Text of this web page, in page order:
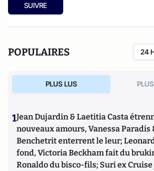
SUIVRE
POPULAIRES 24
PLUS LUS
1Jean Dujardin & Laetitia Casta
nouveaux amours, Vanessa Paradis
Benchetrit enterrent le leur;
fond, Victoria Beckham fait du
Ronaldo du bisco-fils; Suri ex Cruise